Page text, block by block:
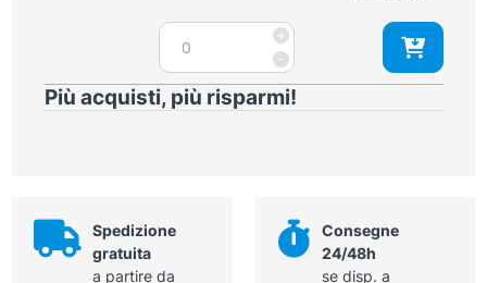
-
Aghi
Mesorelle
21Gx90mm,
ago
+
Più acquisti, più risparmi!
Spedizione
gratuita
a partire da
Consegne
24/48h
se disp. a